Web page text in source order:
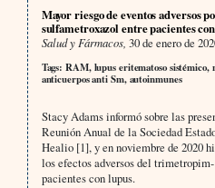
Mayor riesgo de eventos adversos
sulfametroxazol entre pacientes
Salud y Fármacos, 30 de enero de
Tags: RAM, lupus eritematoso sistémico,
anticuerpos anti Sm, autoinmunes
Stacy Adams informó sobre las
Reunión Anual de la Sociedad
Healio [1], y en noviembre de 2020
los efectos adversos del
pacientes con lupus.